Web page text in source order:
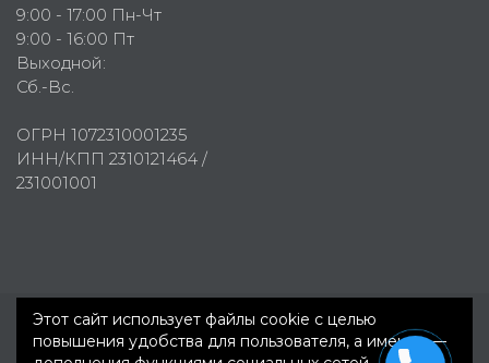
9:00 - 17:00 Пн-Чт
9:00 - 16:00 Пт
Выходной:
Сб.-Вс.
ОГРН 1072310001235
ИНН/КПП 2310121464 /
231001001
Первое рекламное агентство © 2007-2026
Этот сайт использует файлы cookie с целью
повышения удобства для пользователя, а именно —